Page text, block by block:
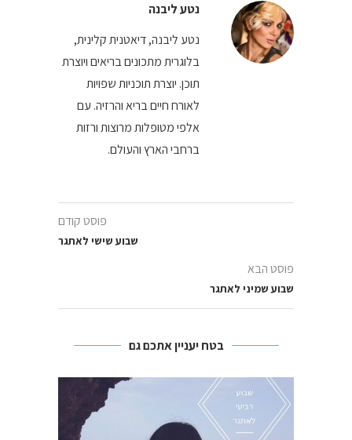
נטע ליבנה
נטע ליבנה, דיאטנית קלינית,
בלוגרית מתכונים בריאים ויוצרת
תוכן. יוצרת תוכניות שפויות
לאורח חיים בריא והרזיה. עם
אלפי מטופלות מרוצות ורזות
ברחבי הארץ והעולם.
פוסט קודם
שבוע שישי לאתגר
פוסט הבא
שבוע שמיני לאתגר
בטח יעניין אתכם גם